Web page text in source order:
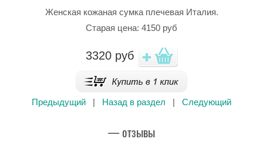
Женская кожаная сумка плечевая Италия.
Старая цена: 4150 руб
3320руб
Предыдущий | Назад в раздел | Следующий
— отзывы